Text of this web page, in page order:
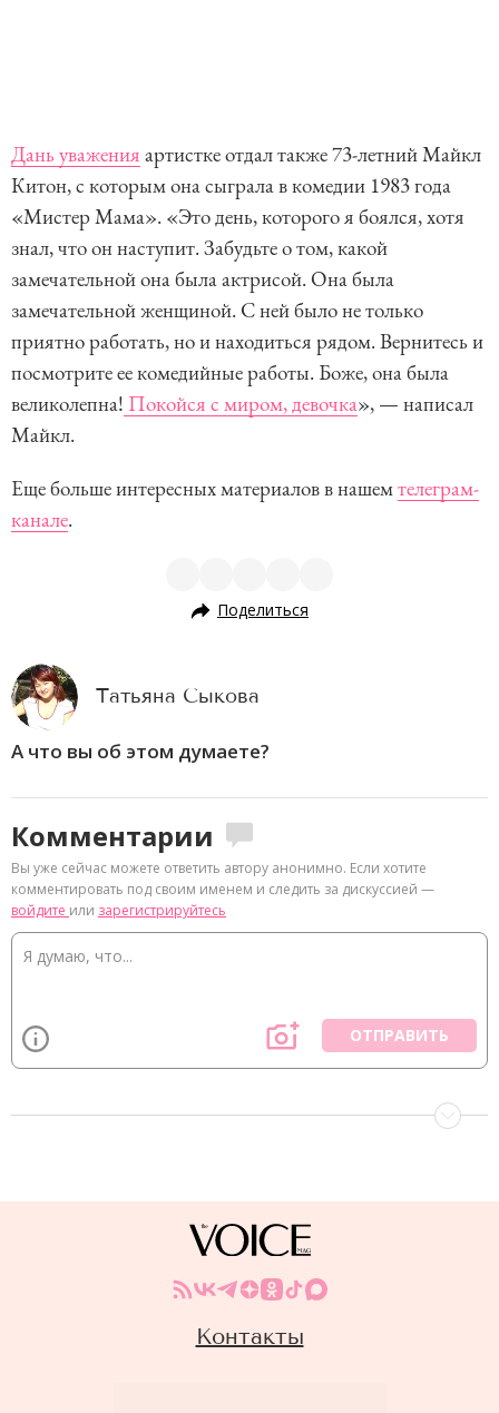
Дань уважения артистке отдал также 73-летний Майкл
Китон, с которым она сыграла в комедии 1983 года
«Мистер Мама». «Это день, которого я боялся, хотя
знал, что он наступит. Забудьте о том, какой
замечательной она была актрисой. Она была
замечательной женщиной. С ней было не только
приятно работать, но и находиться рядом. Вернитесь и
посмотрите ее комедийные работы. Боже, она была
великолепна! Покойся с миром, девочка», — написал
Майкл.
Еще больше интересных материалов в нашемтелеграм-
канале.
Поделиться
Татьяна Сыкова
А что вы об этом думаете?
Комментарии
Вы уже сейчас можете ответить автору анонимно. Если хотите
комментировать под своим именем и следить за дискуссией —
войдите или зарегистрируйтесь
ОТПРАВИТЬ
Контакты